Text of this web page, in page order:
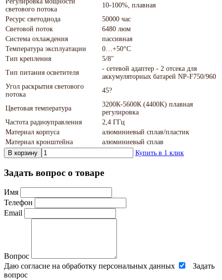
светового потока
10-100%, плавная
Ресурс светодиода
50000 час
Световой поток
6480 люм
Система охлаждения
пассивная
Температура эксплуатации
0…+50°С
Тип крепления
5/8"
Тип питания осветителя
- сетевой адаптер - 2 отсека для
аккумуляторных батарей NP-F750/960
Угол раскрытия светового
потока
45?
Цветовая температура
3200К-5600К (4400K) плавная
регулировка
Частота радиоуправления
2,4 ГГц
Материал корпуса
алюминиевый сплав/пластик
Материал кронштейна
алюминиевый сплав
В корзину
Купить в 1 клик
Задать вопрос о товаре
Имя
Телефон
Email
Вопрос
Даю согласие на обработку персональных данных
Задать
вопрос